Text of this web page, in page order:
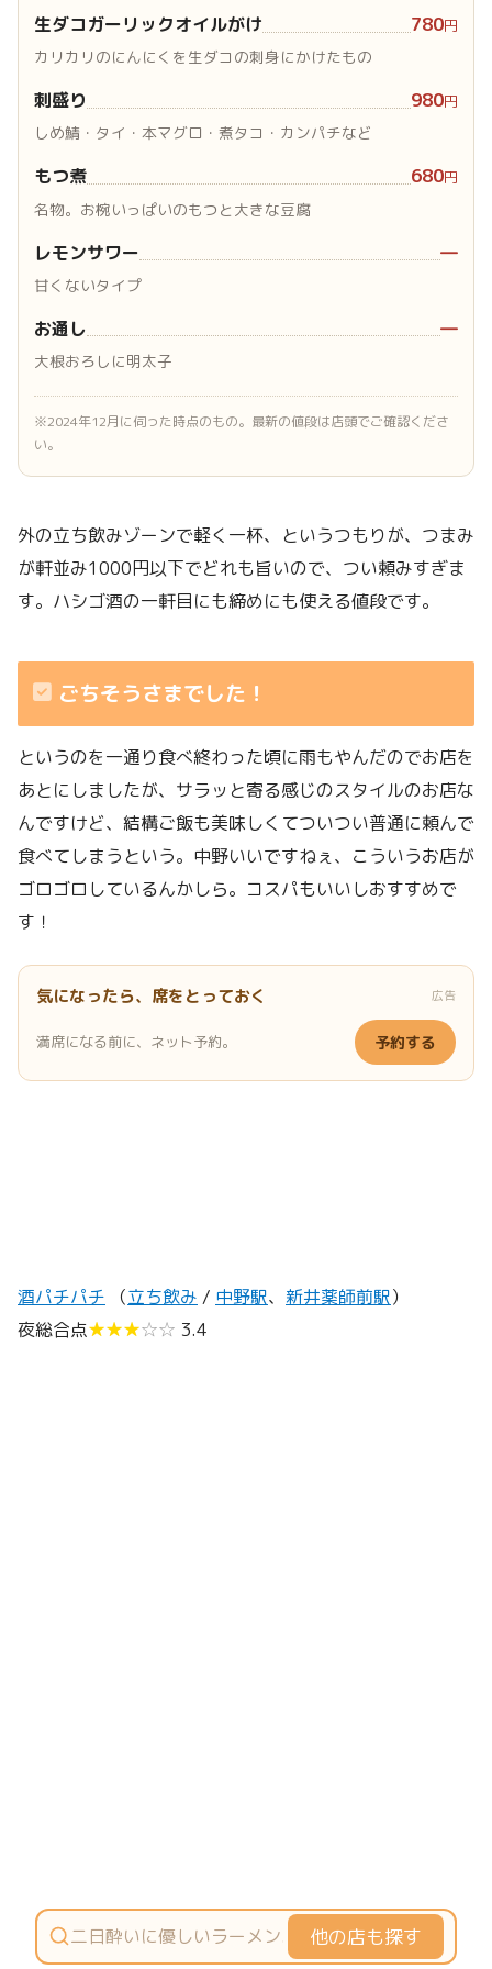
生ダコガーリックオイルがけ 780円
カリカリのにんにくを生ダコの刺身にかけたもの
刺盛り 980円
しめ鯖・タイ・本マグロ・煮タコ・カンパチなど
もつ煮 680円
名物。お椀いっぱいのもつと大きな豆腐
レモンサワー ―
甘くないタイプ
お通し ―
大根おろしに明太子
※2024年12月に伺った時点のもの。最新の値段は店頭でご確認くださ
い。
外の立ち飲みゾーンで軽く一杯、というつもりが、つまみ
が軒並み1000円以下でどれも旨いので、つい頼みすぎま
す。ハシゴ酒の一軒目にも締めにも使える値段です。
ごちそうさまでした！
というのを一通り食べ終わった頃に雨もやんだのでお店を
あとにしましたが、サラッと寄る感じのスタイルのお店な
んですけど、結構ご飯も美味しくてついつい普通に頼んで
食べてしまうという。中野いいですねぇ、こういうお店が
ゴロゴロしているんかしら。コスパもいいしおすすめで
す！
気になったら、席をとっておく 広告
満席になる前に、ネット予約。 予約する
酒パチパチ （立ち飲み / 中野駅、 新井薬師前駅）
夜総合点★★★☆☆ 3.4
他の店も探す